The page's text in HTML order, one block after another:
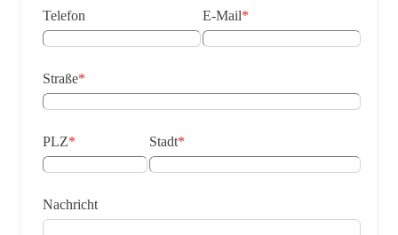
Telefon E-Mail*
Straße*
PLZ* Stadt*
Nachricht